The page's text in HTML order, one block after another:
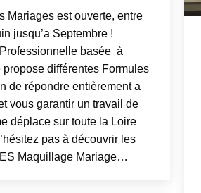
Mariages est ouverte, entre
jusqu’a Septembre !
basée à
propose différentes Formules
de répondre entièrement a
vous garantir un travail de
déplace sur toute la Loire
pas à découvrir les
Maquillage Mariage…